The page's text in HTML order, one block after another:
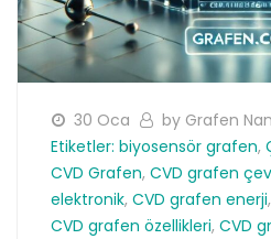
30 Oca
by Grafen
Etiketler: biyosensör grafen,
CVD Grafen, CVD grafen
elektronik, CVD grafen enerji,
CVD grafen özellikleri, CVD